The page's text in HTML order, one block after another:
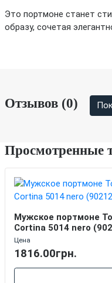
Это портмоне станет
образу, сочетая
Отзывов (0)
Просмотренные
Мужское портмоне
Cortina 5014 nero
Цена
1816.00грн.